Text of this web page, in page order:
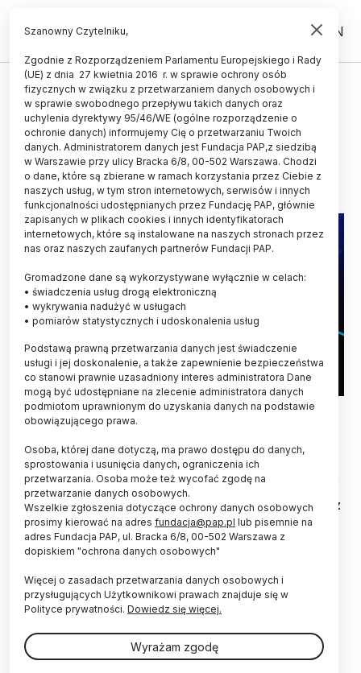
PL EN
BLOG
Nauka w 2023 według "Nature"
MAREK MATACZ
27.01.2023
aktualizacja: 27.01.2023
5 minut czytania
Read the English version of this article
Fot. Adobe Stock
przełomowych technologii, które mogą w 2023
roku gwałtownie przyspieszyć rozwój nauki. Obok
Teleskopu Webba czy systemu CRISPR lista
zawiera też projekt dotyczący hodowli embrionu z
komórek macierzystych. W prace te
zaangażowana jest prof. Magdalena Żernicka-
Goetz.
W połowie ubiegłego roku zespół z University of
Cambridge, z udziałem prof. Magdaleny Żernickiej-
Goetz, wyhodował sztuczny embrion myszy, który
zawierał aktywne-bijące serce oraz zalążek mózgu.
Szanowny Czytelniku,
Zgodnie z Rozporządzeniem Parlamentu Europejskiego i Rady
(UE) z dnia 27 kwietnia 2016 r. w sprawie ochrony osób
fizycznych w związku z przetwarzaniem danych osobowych i
w sprawie swobodnego przepływu takich danych oraz
uchylenia dyrektywy 95/46/WE (ogólne rozporządzenie o
ochronie danych) informujemy Cię o przetwarzaniu Twoich
danych. Administratorem danych jest Fundacja PAP,z siedzibą
w Warszawie przy ulicy Bracka 6/8, 00-502 Warszawa. Chodzi
o dane, które są zbierane w ramach korzystania przez Ciebie z
naszych usług, w tym stron internetowych, serwisów i innych
funkcjonalności udostępnianych przez Fundację PAP, głównie
zapisanych w plikach cookies i innych identyfikatorach
internetowych, które są instalowane na naszych stronach przez
nas oraz naszych zaufanych partnerów Fundacji PAP.
Gromadzone dane są wykorzystywane wyłącznie w celach:
• świadczenia usług drogą elektroniczną
• wykrywania nadużyć w usługach
• pomiarów statystycznych i udoskonalenia usług
Podstawą prawną przetwarzania danych jest świadczenie
usługi i jej doskonalenie, a także zapewnienie bezpieczeństwa
co stanowi prawnie uzasadniony interes administratora Dane
mogą być udostępniane na zlecenie administratora danych
podmiotom uprawnionym do uzyskania danych na podstawie
obowiązującego prawa.
Osoba, której dane dotyczą, ma prawo dostępu do danych,
sprostowania i usunięcia danych, ograniczenia ich
przetwarzania. Osoba może też wycofać zgodę na
przetwarzanie danych osobowych.
Wszelkie zgłoszenia dotyczące ochrony danych osobowych
prosimy kierować na adres fundacja@pap.pl lub pisemnie na
adres Fundacja PAP, ul. Bracka 6/8, 00-502 Warszawa z
dopiskiem "ochrona danych osobowych"
Więcej o zasadach przetwarzania danych osobowych i
przysługujących Użytkownikowi prawach znajduje się w
Polityce prywatności. Dowiedz się więcej.
Wyrażam zgodę